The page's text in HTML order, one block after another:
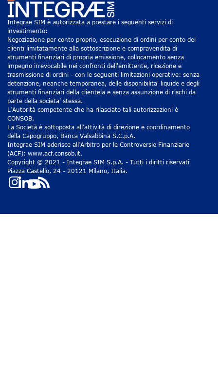
Integrae SIM è autorizzata a prestare i seguenti servizi di
investimento:
Negoziazione per conto proprio, esecuzione di ordini per conto dei
clienti limitatamente alla sottoscrizione e compravendita di
strumenti finanziari di propria emissione, collocamento senza
impegno irrevocabile nei confronti dell'emittente, ricezione e
trasmissione di ordini - con le seguenti limitazioni operative: senza
detenzione, neanche temporanea, delle disponibilita' liquide e degli
strumenti finanziari della clientela e senza assunzione di rischi da
parte della societa' stessa.
L’Autorità competente che ha rilasciato tali autorizzazioni è
CONSOB.
La Società è sottoposta all’attività di direzione e coordinamento
della Capogruppo, Banca Valsabbina S.C.p.A.
Integrae SIM aderisce all’Arbitro per le Controversie Finanziarie
(ACF): www.acf.consob.it.
Copyright © 2021 - Integrae SIM S.p.A. - Tutti i diritti riservati
Piazza Castello, 24 - 20121 Milano, Italia.